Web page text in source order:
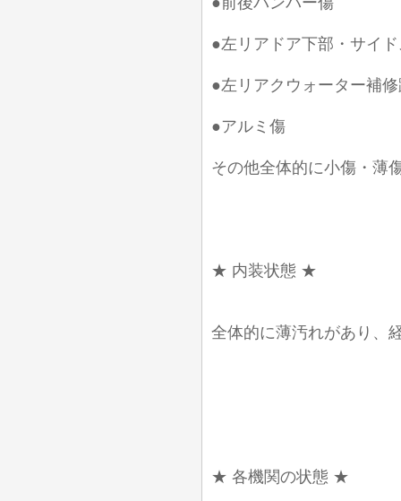
●左リアドア下部・サイ
●左リアクウォーター補
●アルミ傷
その他全体的に小傷・薄
★ 内装状態 ★
全体的に薄汚れがあり、
★ 各機関の状態 ★